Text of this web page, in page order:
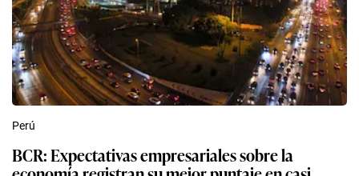
Perú
BCR: Expectativas empresariales sobre la